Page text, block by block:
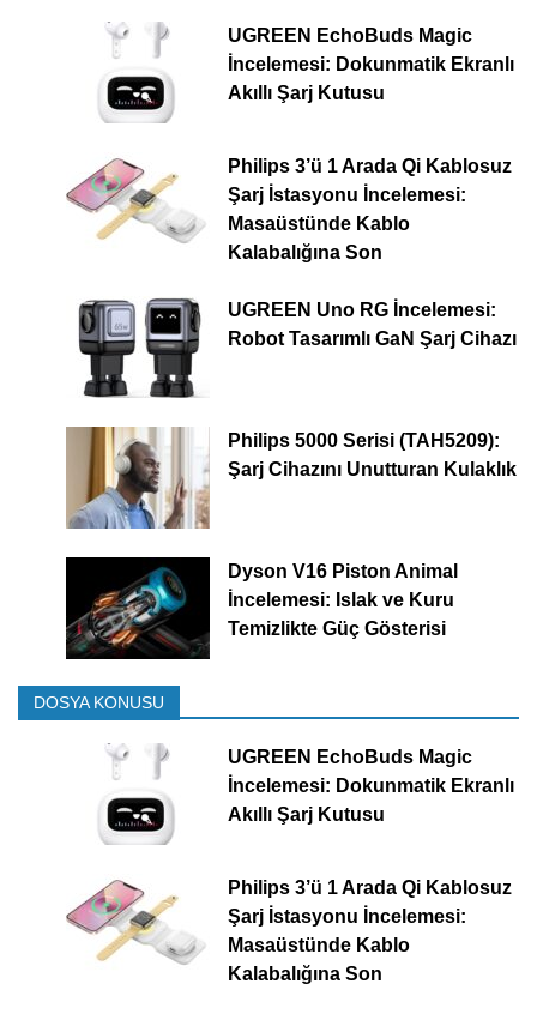
UGREEN EchoBuds Magic
İncelemesi: Dokunmatik Ekranlı
Akıllı Şarj Kutusu
Philips 3’ü 1 Arada Qi Kablosuz
Şarj İstasyonu İncelemesi:
Masaüstünde Kablo
Kalabalığına Son
UGREEN Uno RG İncelemesi:
Robot Tasarımlı GaN Şarj Cihazı
Philips 5000 Serisi (TAH5209):
Şarj Cihazını Unutturan Kulaklık
Dyson V16 Piston Animal
İncelemesi: Islak ve Kuru
Temizlikte Güç Gösterisi
DOSYA KONUSU
UGREEN EchoBuds Magic
İncelemesi: Dokunmatik Ekranlı
Akıllı Şarj Kutusu
Philips 3’ü 1 Arada Qi Kablosuz
Şarj İstasyonu İncelemesi:
Masaüstünde Kablo
Kalabalığına Son